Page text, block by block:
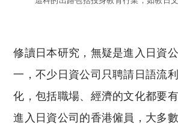
修讀日本研究，無疑是進入日資
一，不少日資公司只聘請日語流
化，包括職場、經濟的文化都要
進入日資公司的香港僱員，大多